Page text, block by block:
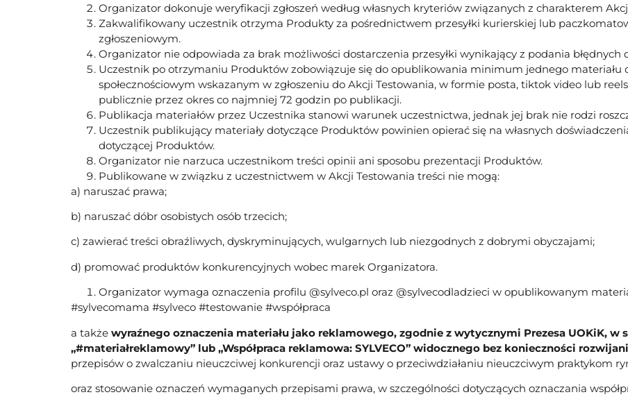
Organizator dokonuje weryfikacji zgłoszeń według własnych kryteriów związanych z charakterem
Zakwalifikowany uczestnik otrzyma Produkty za pośrednictwem przesyłki kurierskiej lub
zgłoszeniowym.
Organizator nie odpowiada za brak możliwości dostarczenia przesyłki wynikający z podania błędnych
Uczestnik po otrzymaniu Produktów zobowiązuje się do opublikowania minimum jednego materiału
społecznościowym wskazanym w zgłoszeniu do Akcji Testowania, w formie posta, tiktok video lub
publicznie przez okres co najmniej 72 godzin po publikacji.
Publikacja materiałów przez Uczestnika stanowi warunek uczestnictwa, jednak jej brak nie rodzi
Uczestnik publikujący materiały dotyczące Produktów powinien opierać się na własnych
dotyczącej Produktów.
Organizator nie narzuca uczestnikom treści opinii ani sposobu prezentacji Produktów.
Publikowane w związku z uczestnictwem w Akcji Testowania treści nie mogą:
a) naruszać prawa;
b) naruszać dóbr osobistych osób trzecich;
c) zawierać treści obraźliwych, dyskryminujących, wulgarnych lub niezgodnych z dobrymi obyczajami;
d) promować produktów konkurencyjnych wobec marek Organizatora.
Organizator wymaga oznaczenia profilu @sylveco.pl oraz @sylvecodladzieci w opublikowanym
#sylvecomama #sylveco #testowanie #współpraca
a także wyraźnego oznaczenia materiału jako reklamowego, zgodnie z wytycznymi Prezesa UOKiK, w
„#materiałreklamowy” lub „Współpraca reklamowa: SYLVECO” widocznego bez konieczności
przepisów o zwalczaniu nieuczciwej konkurencji oraz ustawy o przeciwdziałaniu nieuczciwym praktykom
oraz stosowanie oznaczeń wymaganych przepisami prawa, w szczególności dotyczących oznaczania